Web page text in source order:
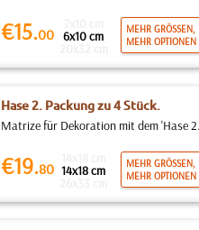
€15.00 6x10 cm
MEHR GRÖSSEN,
MEHR OPTIONEN
Hase 2. Packung zu 4 Stück.
Matrize für Dekoration mit dem 'Hase
€19.80 14x18 cm
MEHR GRÖSSEN,
MEHR OPTIONEN